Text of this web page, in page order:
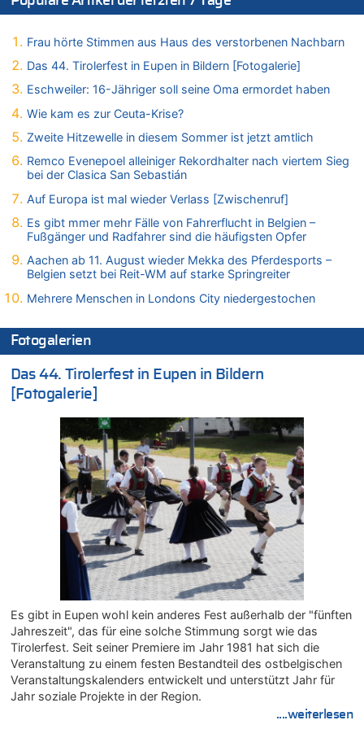
In Belgien missachten zwei von drei Autofahrern das
Soll Belgien Tempolimit auf Autobahnen erhöhen? – In
Tschechien ab 2024 maximal 150 km/h erlaubt
07.08.2026 - 10:05 von N. A. Klar zu
Tempolimit in 30er-Zonen – Untersuchung von Vias
Das 44. Tirolerfest in Eupen in Bildern [Fotogalerie]
07.08.2026 - 09:18 von Noppi zu
AS Eupen: „Keiner weiß, wohin die Reise geht…“
07.08.2026 - 09:03 von JoKrings zu
Zweite Hitzewelle in diesem Sommer ist jetzt amtlich
07.08.2026 - 01:12 von WK zu
brechen [Fragen & Antworten]
07.08.2026 - 01:03 von Hugo Egon Bernhard von Sinnen zu
Zweite Hitzewelle in diesem Sommer ist jetzt amtlich
07.08.2026 - 00:50 von WK zu
07.08.2026 - 00:06 von 5/11 zu
Mehrere Menschen in Londons City niedergestochen
06.08.2026 - 23:53 von Foto Anneliese zu
Mehrere Menschen in Londons City niedergestochen
06.08.2026 - 23:25 von WK zu
FIFA-Spitze demonstriert Einigkeit trotz Kritik und neuer
Vorwürfe gegen Präsident Gianni Infantino
06.08.2026 - 22:48 von DG zu
FIFA-Spitze demonstriert Einigkeit trotz Kritik und neuer
Vorwürfe gegen Präsident Gianni Infantino
06.08.2026 - 22:07 von DR ALBERN zu
FIFA-Spitze demonstriert Einigkeit trotz Kritik und neuer
Vorwürfe gegen Präsident Gianni Infantino
06.08.2026 - 21:27 von klar zu
Mehrere Menschen in Londons City niedergestochen
Frau hörte Stimmen aus Haus des verstorbenen Nachbarn
Das 44. Tirolerfest in Eupen in Bildern [Fotogalerie]
Eschweiler: 16-Jähriger soll seine Oma ermordet haben
Wie kam es zur Ceuta-Krise?
Zweite Hitzewelle in diesem Sommer ist jetzt amtlich
Remco Evenepoel alleiniger Rekordhalter nach viertem Sieg
bei der Clasica San Sebastián
Auf Europa ist mal wieder Verlass [Zwischenruf]
Es gibt mmer mehr Fälle von Fahrerflucht in Belgien –
Fußgänger und Radfahrer sind die häufigsten Opfer
Aachen ab 11. August wieder Mekka des Pferdesports –
Belgien setzt bei Reit-WM auf starke Springreiter
Mehrere Menschen in Londons City niedergestochen
Fotogalerien
Das 44. Tirolerfest in Eupen in Bildern
[Fotogalerie]
Es gibt in Eupen wohl kein anderes Fest außerhalb der "fünften
Jahreszeit", das für eine solche Stimmung sorgt wie das
Tirolerfest. Seit seiner Premiere im Jahr 1981 hat sich die
Veranstaltung zu einem festen Bestandteil des ostbelgischen
Veranstaltungskalenders entwickelt und unterstützt Jahr für
Jahr soziale Projekte in der Region.
....weiterlesen